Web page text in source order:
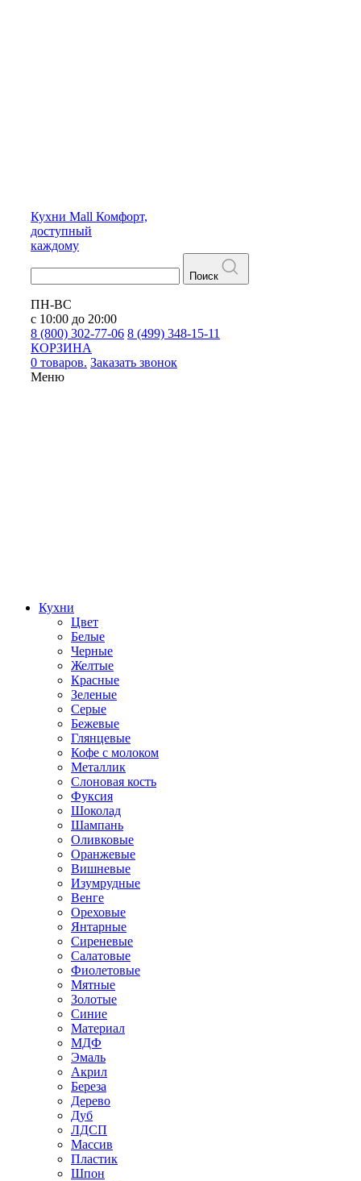
Кухни Mall Комфорт,
доступный
каждому
Поиск
ПН-ВС
с 10:00 до 20:00
8 (800) 302-77-06 8 (499) 348-15-11
КОРЗИНА
0 товаров. Заказать звонок
Меню
Кухни
Цвет
Белые
Черные
Желтые
Красные
Зеленые
Серые
Бежевые
Глянцевые
Кофе с молоком
Металлик
Слоновая кость
Фуксия
Шоколад
Шампань
Оливковые
Оранжевые
Вишневые
Изумрудные
Венге
Ореховые
Янтарные
Сиреневые
Салатовые
Фиолетовые
Мятные
Золотые
Синие
Материал
МДФ
Эмаль
Акрил
Береза
Дерево
Дуб
ЛДСП
Массив
Пластик
Шпон